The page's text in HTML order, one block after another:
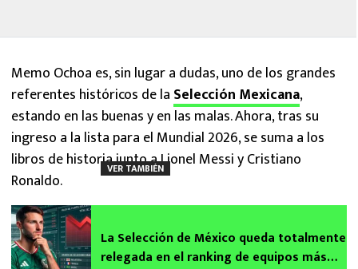
Memo Ochoa es, sin lugar a dudas, uno de los grandes
referentes históricos de la Selección Mexicana,
estando en las buenas y en las malas. Ahora, tras su
ingreso a la lista para el Mundial 2026, se suma a los
libros de historia junto a Lionel Messi y Cristiano
Ronaldo.
VER TAMBIÉN
La Selección de México queda totalmente
relegada en el ranking de equipos más